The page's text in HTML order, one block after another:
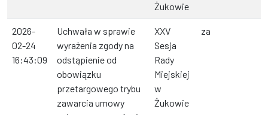
Żukowie
2026-
02-24
16:43:09
Uchwała w sprawie
wyrażenia zgody na
odstąpienie od
obowiązku
przetargowego trybu
zawarcia umowy
XXV
Sesja
Rady
Miejskiej
w
Żukowie
za